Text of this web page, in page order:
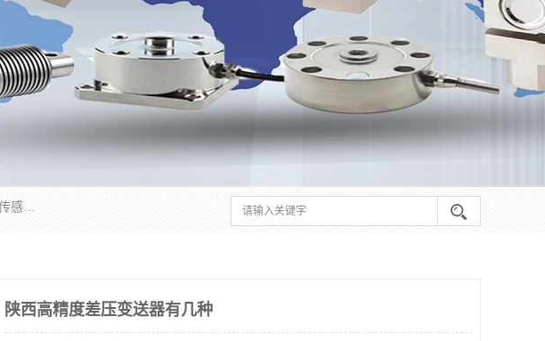
是集开发、生产和经营压力传感器和变送器、位移传感器和变送器、流量传感器和变送器、称重传感器和变送器、测力传感器和变送器、温湿度传感器和变送器、扭矩传感器、智能数显控制仪表等产品的化高新技术企业。
陕西高精度差压变送器有几种